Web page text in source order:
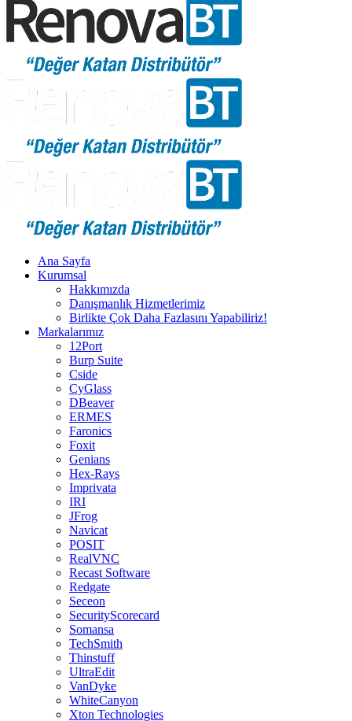
Ana Sayfa
Kurumsal
Hakkımızda
Danışmanlık Hizmetlerimiz
Birlikte Çok Daha Fazlasını Yapabiliriz!
Markalarımız
12Port
Burp Suite
Cside
CyGlass
DBeaver
ERMES
Faronics
Foxit
Genians
Hex-Rays
Imprivata
IRI
JFrog
Navicat
POSIT
RealVNC
Recast Software
Redgate
Seceon
SecurityScorecard
Somansa
TechSmith
Thinstuff
UltraEdit
VanDyke
WhiteCanyon
Xton Technologies